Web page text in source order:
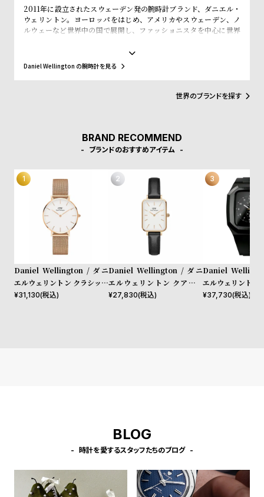
t
#
l
e
2011年に設立されたスウェーデン発の腕時計ブランド、ダニエル・
ウェリントン。ヨーロッパをはじめ、アメリカやスウェーデン、ノ
ルウェーなど世界中の国で展開し、ファッショニスタを中心に世界
ス、好みに応じて付け替えられる豊富なカラーのレザーやNATO タ
イプベルトというトレンドスタイルを築き、ファッションウォッチ
界に革命をもたらしました。スウェーデンにおけるシンプルでタイ
ムレスなデザインとイギリスの伝統的で紳士的なスタイルの融合
が、高級感を演出し、ミニマリズムが時代を超えて愛されるデザイ
Daniel Wellington の腕時計を見る
世界のブランドを探す
BRAND RECOMMEND
ブランドのおすすめアイテム
Daniel Wellington / ダニ
エルウェリントン クラシック
ペティット メルローズ ロー
¥31,130(税込)
Daniel Wellington / ダニ
エルウェリントン クアドロ
シェフィールド ローズゴール
¥27,830(税込)
Daniel
エルウェリントン
40mm Apple
¥37,730(税込)
BLOG
時計を愛するスタッフたちのブログ